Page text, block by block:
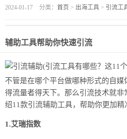
2024-01-17 分类： 首页 > 出海工具 > 引流工
辅助工具帮助你快速引流
不管是在哪个平台做哪种形式的自媒
得流量者得天下。那么引流技术就
绍11款引流辅助工具，帮助你更加精
1.艾瑞指数